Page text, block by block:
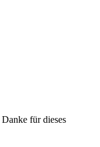
Danke für dieses